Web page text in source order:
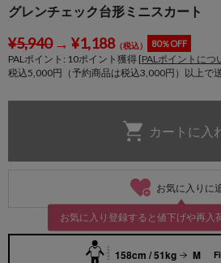
グレンチェック台形ミニスカート
¥5,940→ ¥1,188（税込） 80％OFF
PALポイント: 10ポイント獲得 [PALポイントにつ
税込5,000円（予約商品は税込3,000円）以上で
お気に入りに
お気に入り登録すると値下げや再入
158cm / 51kg M